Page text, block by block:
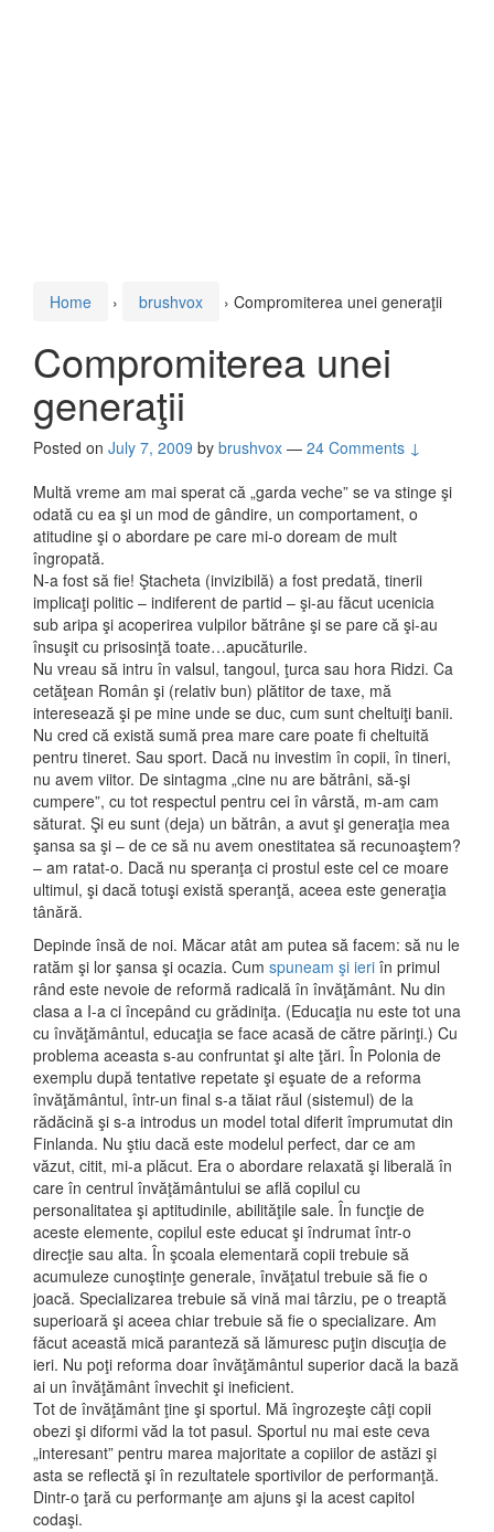
Home › brushvox › Compromiterea unei generaţii
Compromiterea unei
generaţii
Posted on July 7, 2009 by brushvox — 24 Comments ↓
Multă vreme am mai sperat că „garda veche” se va stinge şi
odată cu ea şi un mod de gândire, un comportament, o
atitudine şi o abordare pe care mi-o doream de mult
îngropată.
N-a fost să fie! Ştacheta (invizibilă) a fost predată, tinerii
implicaţi politic – indiferent de partid – şi-au făcut ucenicia
sub aripa şi acoperirea vulpilor bătrâne şi se pare că şi-au
însuşit cu prisosinţă toate…apucăturile.
Nu vreau să intru în valsul, tangoul, ţurca sau hora Ridzi. Ca
cetăţean Român şi (relativ bun) plătitor de taxe, mă
interesează şi pe mine unde se duc, cum sunt cheltuiţi banii.
Nu cred că există sumă prea mare care poate fi cheltuită
pentru tineret. Sau sport. Dacă nu investim în copii, în tineri,
nu avem viitor. De sintagma „cine nu are bătrâni, să-şi
cumpere”, cu tot respectul pentru cei în vârstă, m-am cam
săturat. Şi eu sunt (deja) un bătrân, a avut şi generaţia mea
şansa sa şi – de ce să nu avem onestitatea să recunoaştem?
– am ratat-o. Dacă nu speranţa ci prostul este cel ce moare
ultimul, şi dacă totuşi există speranţă, aceea este generaţia
tânără.
Depinde însă de noi. Măcar atât am putea să facem: să nu le
ratăm şi lor şansa şi ocazia. Cum spuneam şi ieri în primul
rând este nevoie de reformă radicală în învăţământ. Nu din
clasa a I-a ci începând cu grădiniţa. (Educaţia nu este tot una
cu învăţământul, educaţia se face acasă de către părinţi.) Cu
problema aceasta s-au confruntat şi alte ţări. În Polonia de
exemplu după tentative repetate şi eşuate de a reforma
învăţământul, într-un final s-a tăiat răul (sistemul) de la
rădăcină şi s-a introdus un model total diferit împrumutat din
Finlanda. Nu ştiu dacă este modelul perfect, dar ce am
văzut, citit, mi-a plăcut. Era o abordare relaxată şi liberală în
care în centrul învăţământului se află copilul cu
personalitatea şi aptitudinile, abilităţile sale. În funcţie de
aceste elemente, copilul este educat şi îndrumat într-o
direcţie sau alta. În şcoala elementară copii trebuie să
acumuleze cunoştinţe generale, învăţatul trebuie să fie o
joacă. Specializarea trebuie să vină mai târziu, pe o treaptă
superioară şi aceea chiar trebuie să fie o specializare. Am
făcut această mică paranteză să lămuresc puţin discuţia de
ieri. Nu poţi reforma doar învăţământul superior dacă la bază
ai un învăţământ învechit şi ineficient.
Tot de învăţământ ţine şi sportul. Mă îngrozeşte câţi copii
obezi şi diformi văd la tot pasul. Sportul nu mai este ceva
„interesant” pentru marea majoritate a copiilor de astăzi şi
asta se reflectă şi în rezultatele sportivilor de performanţă.
Dintr-o ţară cu performanţe am ajuns şi la acest capitol
codaşi.